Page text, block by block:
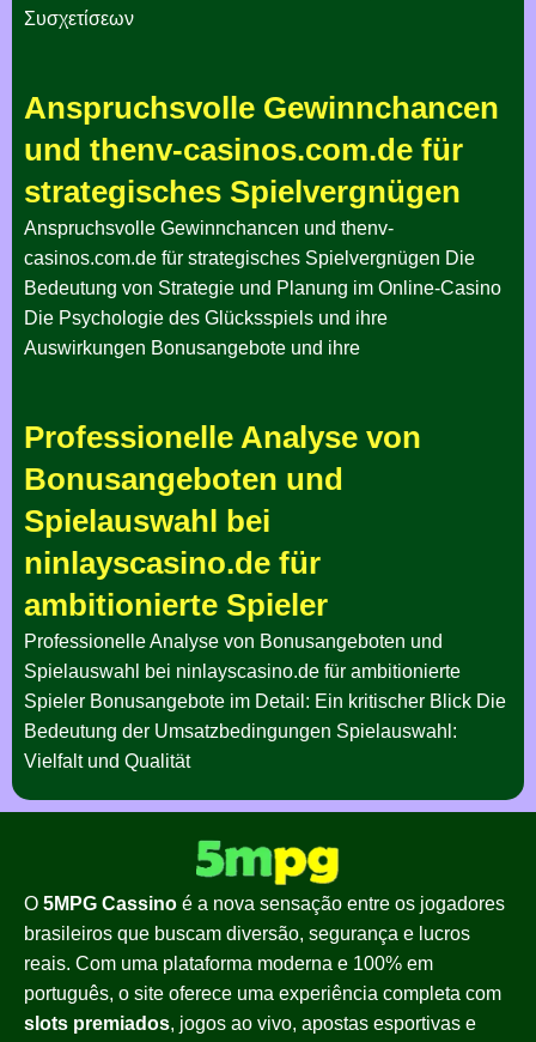
Συσχετίσεων
Anspruchsvolle Gewinnchancen
und thenv-casinos.com.de für
strategisches Spielvergnügen
Anspruchsvolle Gewinnchancen und thenv-
casinos.com.de für strategisches Spielvergnügen Die
Bedeutung von Strategie und Planung im Online-Casino
Die Psychologie des Glücksspiels und ihre
Auswirkungen Bonusangebote und ihre
Professionelle Analyse von
Bonusangeboten und
Spielauswahl bei
ninlayscasino.de für
ambitionierte Spieler
Professionelle Analyse von Bonusangeboten und
Spielauswahl bei ninlayscasino.de für ambitionierte
Spieler Bonusangebote im Detail: Ein kritischer Blick Die
Bedeutung der Umsatzbedingungen Spielauswahl:
Vielfalt und Qualität
O 5MPG Cassino é a nova sensação entre os jogadores
brasileiros que buscam diversão, segurança e lucros
reais. Com uma plataforma moderna e 100% em
português, o site oferece uma experiência completa com
slots premiados, jogos ao vivo, apostas esportivas e